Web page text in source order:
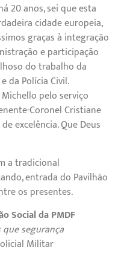
20 anos, sei que esta
cidade europeia,
graças à integração
e participação
do trabalho da
da Polícia Civil.
pelo serviço
Coronel Cristiane
excelência. Que Deus
a tradicional
entrada do Pavilhão
os presentes.
Social da PMDF
segurança
Militar